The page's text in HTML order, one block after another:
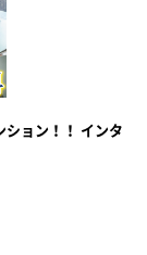
ョン！！ インタ